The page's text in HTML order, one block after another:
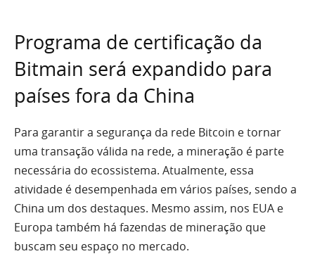
Programa de certificação da
Bitmain será expandido para
países fora da China
Para garantir a segurança da rede Bitcoin e tornar
uma transação válida na rede, a mineração é parte
necessária do ecossistema. Atualmente, essa
atividade é desempenhada em vários países, sendo a
China um dos destaques. Mesmo assim, nos EUA e
Europa também há fazendas de mineração que
buscam seu espaço no mercado.